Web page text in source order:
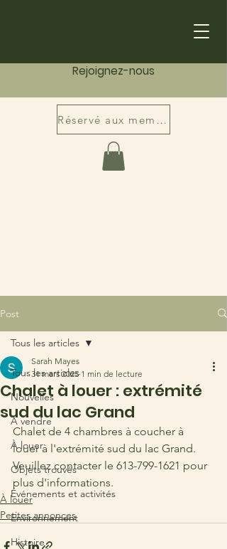
Rejoignez-nous
Réservé aux membres
Post
Tous les articles
Nouvelles
À vendre
À louer
Objets trouvés
Événements et activités
Environnement
Histoire
Tous les articles
Chalet à louer : extrémité
sud du lac Grand
Sarah Mayes
31 mars 2025 1 min de lecture
Chalet de 4 chambres à coucher à
louer à l'extrémité sud du lac Grand.
Veuillez contacter le 613-799-1621 pour
plus d'informations.
À louer
Petites annonces